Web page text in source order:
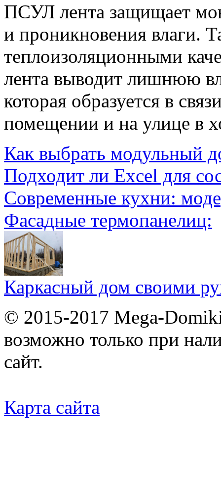
ПСУЛ лента защищает
и проникновения влаги.
теплоизоляционными
лента выводит лишнюю
которая образуется в
помещении и на улице в
Как выбрать модульный
Подходит ли Excel для
Современные кухни:
Фасадные термопанелиц:
Каркасный дом своими
© 2015-2017 Mega-
возможно только при
сайт.
Карта сайта